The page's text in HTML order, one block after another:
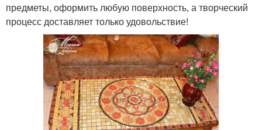
предметы, оформить любую поверхность, а творческий
процесс доставляет только удовольствие!